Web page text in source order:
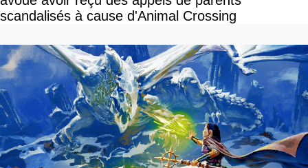
scandalisés à cause d'Animal Crossing